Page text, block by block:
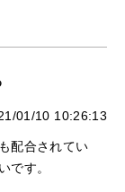
01/10 10:26:13
配合されてい
です。